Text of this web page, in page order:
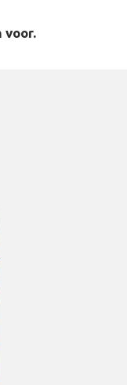
voor.